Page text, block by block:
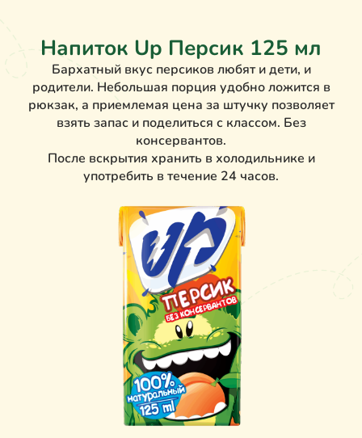
Напиток Up Персик 125 мл
Бархатный вкус персиков любят и дети, и
родители. Небольшая порция удобно ложится в
рюкзак, а приемлемая цена за штучку позволяет
взять запас и поделиться с классом. Без
консервантов.
После вскрытия хранить в холодильнике и
употребить в течение 24 часов.